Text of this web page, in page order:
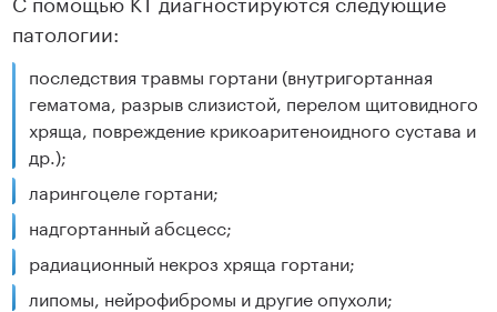
патологии:
последствия травмы гортани (внутригортанная
гематома, разрыв слизистой, перелом щитовидного
хряща, повреждение крикоаритеноидного сустава и
др.);
ларингоцеле гортани;
надгортанный абсцесс;
радиационный некроз хряща гортани;
липомы, нейрофибромы и другие опухоли;